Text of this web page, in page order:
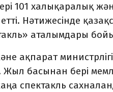
101 халықаралық
Нәтижесінде
аталымдары
ақпарат
басынан бері
спектакль